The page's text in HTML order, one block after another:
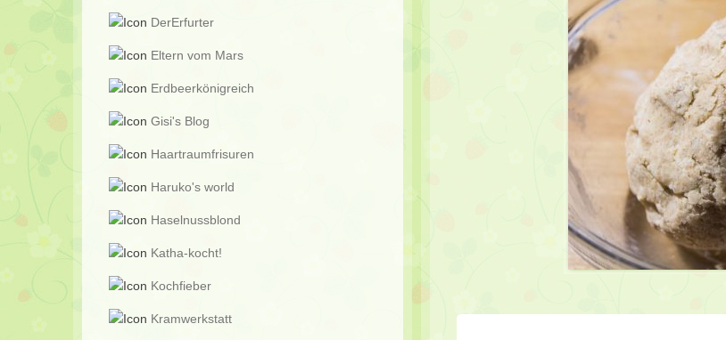
DerErfurter
Eltern vom Mars
Erdbeerkönigreich
Gisi's Blog
Haartraumfrisuren
Haruko's world
Haselnussblond
Katha-kocht!
Kochfieber
Kramwerkstatt